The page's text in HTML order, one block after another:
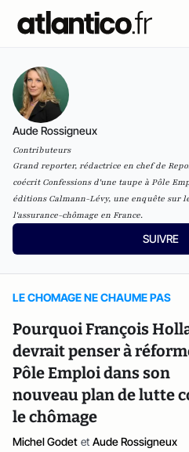
Aude Rossigneux
Contributeurs
Grand reporter, rédactrice en chef de
coécrit Confessions d'une taupe à Pôle
éditions Calmann-Lévy, une enquête sur
l'assurance-chômage en France.
SUIVRE
LE CHOMAGE NE CHAUME PAS
Pourquoi François
devrait penser à
Pôle Emploi dans son
nouveau plan de lutte
le chômage
Michel Godet et Aude Rossigneux